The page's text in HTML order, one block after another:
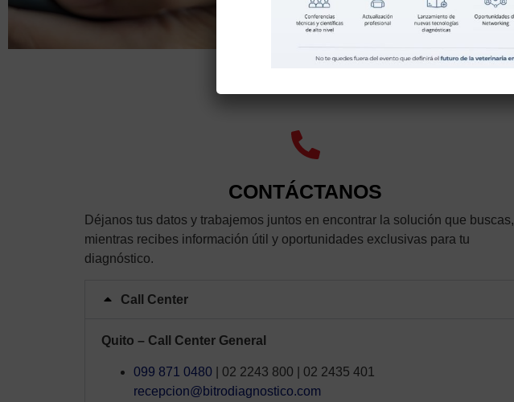
CONTÁCTANOS
Déjanos tus datos y trabajemos juntos en encontrar la solución que buscas,
mientras recibes información útil y oportunidades exclusivas para tu
diagnóstico.
Call Center
Quito – Call Center General
099 871 0480
| 02 2243 800 | 02 2435 401
recepcion@bitrodiagnostico.com